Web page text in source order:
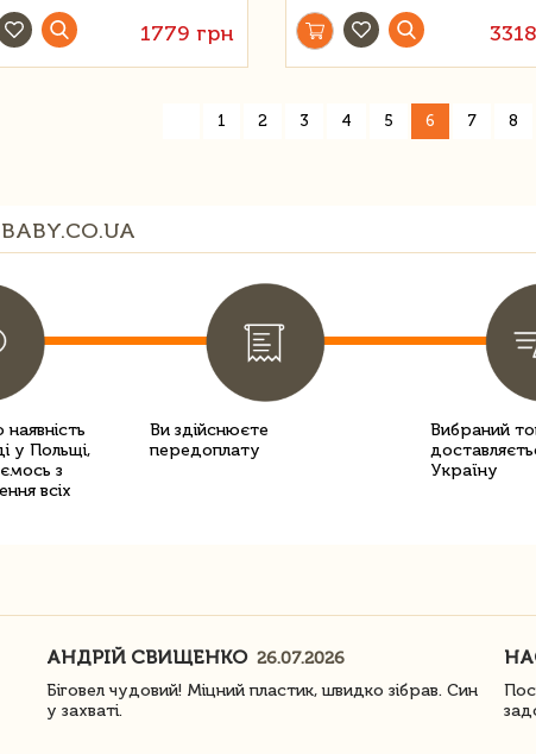
1779 грн
1 2 3 4 5 6 7 8
у Польщі,
з
всіх
Ви здійснюєте
передоплату
Вибраний
Україну
АНДРІЙ СВИЩЕНКО 26.07.2026
Біговел чудовий! Міцний пластик, швидко зібрав. Син
у захваті.